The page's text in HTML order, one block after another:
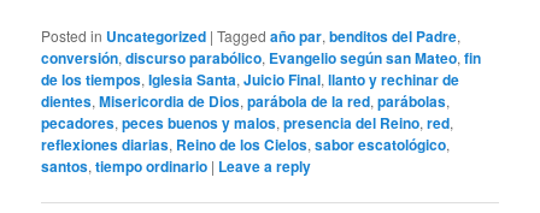
Posted in Uncategorized |Tagged año par,benditos del Padre,
conversión,discurso parabólico, Evangelio según san Mateo,fin
de los tiempos,Iglesia Santa,Juicio Final,llanto y rechinar de
dientes,Misericordia de Dios,parábola de la red,parábolas,
pecadores,peces buenos y malos,presencia del Reino,red,
reflexiones diarias, Reino de los Cielos,sabor escatológico,
santos,tiempo ordinario | Leave a reply